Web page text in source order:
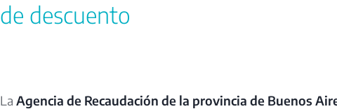
de descuento
La Agencia de Recaudación de la provincia de Buenos